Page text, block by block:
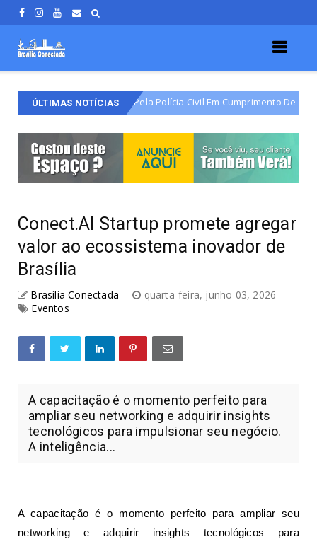
ÚLTIMAS NOTÍCIAS
É Detido Pela Polícia Civil Em Cumprimento De Mandado De Prisão
Conect.AI Startup promete agregar
valor ao ecossistema inovador de
Brasília
Brasília Conectada
quarta-feira, junho 03, 2026
Eventos
A capacitação é o momento perfeito para
ampliar seu networking e adquirir insights
tecnológicos para impulsionar seu negócio.
A inteligência...
A capacitação é o momento perfeito para ampliar seu
networking e adquirir insights tecnológicos para